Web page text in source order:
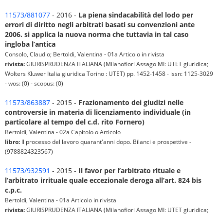
11573/881077 - 2016 - La piena sindacabilità del lodo per
errori di diritto negli arbitrati basati su convenzioni ante
2006. si applica la nuova norma che tuttavia in tal caso
ingloba l’antica
Consolo, Claudio; Bertoldi, Valentina - 01a Articolo in rivista
rivista:GIURISPRUDENZA ITALIANA (Milanofiori Assago MI: UTET giuridica;
Wolters Kluwer Italia giuridica Torino : UTET) pp. 1452-1458 - issn: 1125-3029
- wos: (0) - scopus: (0)
11573/863887 - 2015 - Frazionamento dei giudizi nelle
controversie in materia di licenziamento individuale (in
particolare al tempo del c.d. rito Fornero)
Bertoldi, Valentina - 02a Capitolo o Articolo
libro: Il processo del lavoro quarant'anni dopo. Bilanci e prospettive -
(9788824323567)
11573/932591 - 2015 - Il favor per l’arbitrato rituale e
l’arbitrato irrituale quale eccezionale deroga all’art. 824 bis
c.p.c.
Bertoldi, Valentina - 01a Articolo in rivista
rivista:GIURISPRUDENZA ITALIANA (Milanofiori Assago MI: UTET giuridica;